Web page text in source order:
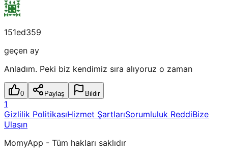
151ed359
geçen ay
Anladım. Peki biz kendimiz sıra alıyoruz o zaman
0 Paylaş Bildir
1
Gizlilik PolitikasıHizmet ŞartlarıSorumluluk ReddiBize
Ulaşın
MomyApp - Tüm hakları saklıdır